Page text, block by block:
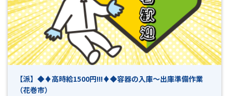
歓迎です♪ 皆様のご応募心よりお待ちしております！！
(^^)/ 【ご応募から採用までの流れ】 ◎ＷＥＢやお電話でご応
募ください ▼ （ 受付 ） ◎弊社担当よりお電話にて折
り返しご連絡致します ▼ （ 面接日調整・予約 （所要
時間5～１０分程度） ） ◎面接・お仕事説明 ▼ （ こ
れまでの職務経歴やお仕事へのご希望等お聞かせくださ
い ） ◎工場見学 ▼ （ 見学後、就業希望確認とお仕事
開始日の日程等確認 ） ◎採用連絡 ▼ （ 即日～7日程
【派】◆♦高時給1500円!!!♦◆容器の入庫～出庫準備作業
（花巻市）